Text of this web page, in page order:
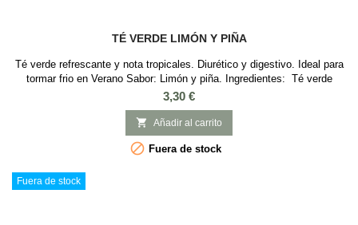
TÉ VERDE LIMÓN Y PIÑA
Té verde refrescante y nota tropicales. Diurético y digestivo. Ideal para
tormar frio en Verano Sabor: Limón y piña. Ingredientes: Té verde
Sencha de China, aroma, trozos de piña, flores de girasol, pétalos de
rosa.
Precio
3,30 €
 Añadir al carrito
 Fuera de stock
Fuera de stock